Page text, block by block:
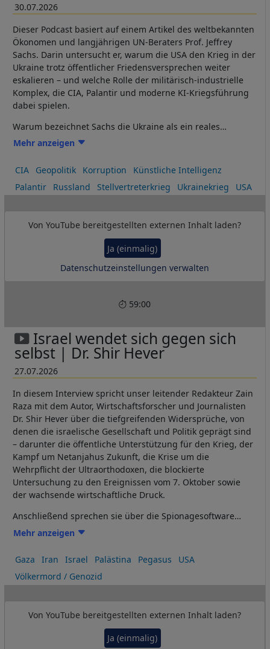
30.07.2026
Dieser Podcast basiert auf einem Artikel des weltbekannten
Ökonomen und langjährigen UN-Beraters Prof. Jeffrey
Sachs. Darin untersucht er, warum die USA den Krieg in der
Ukraine trotz öffentlicher Friedensversprechen weiter
eskalieren – und welche Rolle der militärisch-industrielle
Komplex, die CIA, Palantir und moderne KI-Kriegsführung
dabei spielen.
Warum bezeichnet Sachs die Ukraine als ein reales
Versuchslabor für den Krieg der Zukunft? Und weshalb
kommt er zu dem drastischen Schluss, dass Washington
die Ukraine im Streben nach globaler Vorherrschaft opfert?
Mehr anzeigen
CIA Geopolitik Korruption
Künstliche Intelligenz
Palantir
Russland Stellvertreterkrieg Ukrainekrieg USA
Von YouTube bereitgestellten externen Inhalt laden?
Ja (einmalig)
Datenschutzeinstellungen verwalten
59:00
27.07.2026
Israel wendet sich gegen sich
selbst | Dr. Shir Hever
In diesem Interview spricht unser leitender Redakteur Zain
Raza mit dem Autor, Wirtschaftsforscher und Journalisten
Dr. Shir Hever über die tiefgreifenden Widersprüche, von
denen die israelische Gesellschaft und Politik geprägt sind
– darunter die öffentliche Unterstützung für den Krieg, der
Kampf um Netanjahus Zukunft, die Krise um die
Wehrpflicht der Ultraorthodoxen, die blockierte
Untersuchung zu den Ereignissen vom 7. Oktober sowie
der wachsende wirtschaftliche Druck.
Anschließend sprechen sie über die Spionagesoftware
„Pegasus“, die Ausweitung der Zusammenarbeit zwischen
Deutschland und Israel im Bereich der Cybersicherheit
sowie die Gefahr von Überwachungstechnologien, die ein
gewöhnliches Mobiltelefon in eine Waffe gegen seinen
Besitzer verwandeln können. Was verraten diese
Folgen haben sie weit über die Landesgrenzen hinaus?
Mehr anzeigen
Gaza Iran Israel Palästina Pegasus
USA
Völkermord / Genozid
Von YouTube bereitgestellten externen Inhalt laden?
Ja (einmalig)